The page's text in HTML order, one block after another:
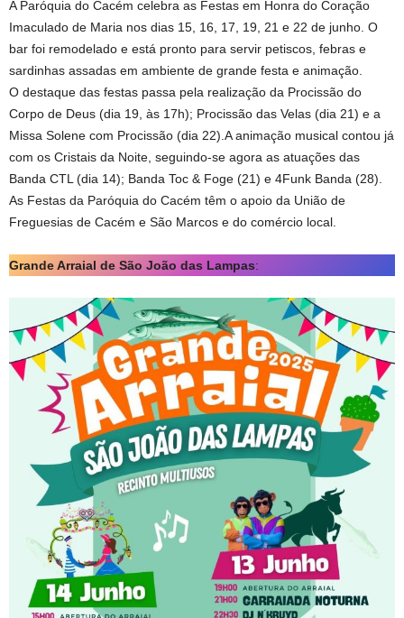
A Paróquia do Cacém celebra as Festas em Honra do Coração
Imaculado de Maria nos dias 15, 16, 17, 19, 21 e 22 de junho. O
bar foi remodelado e está pronto para servir petiscos, febras e
sardinhas assadas em ambiente de grande festa e animação.
O destaque das festas passa pela realização da Procissão do
Corpo de Deus (dia 19, às 17h); Procissão das Velas (dia 21) e a
Missa Solene com Procissão (dia 22).A animação musical contou já
com os Cristais da Noite, seguindo-se agora as atuações das
Banda CTL (dia 14); Banda Toc & Foge (21) e 4Funk Banda (28).
As Festas da Paróquia do Cacém têm o apoio da União de
Freguesias de Cacém e São Marcos e do comércio local.
Grande Arraial de São João das Lampas: